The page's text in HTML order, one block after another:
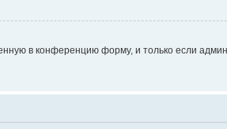
в конференцию форму, и только если